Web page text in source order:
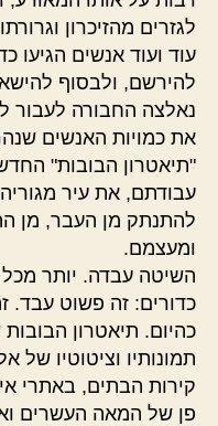
לגזרים מהזיכרון
עוד ועוד אנשים
להירשם, ולבסוף
נאלצה החבורה לעבור
את כמויות האנשים
"תיאטרון הבובות"
עבודתם, את עיר
להתנתק מן העבר, מן
ומעצמם.
השיטה עבדה. יותר
כדורים: זה פשוט
כהיום. תיאטרון
תמונותיו וציטוטיו של
קירות הבתים, באתרי
פן של המאה העשרים